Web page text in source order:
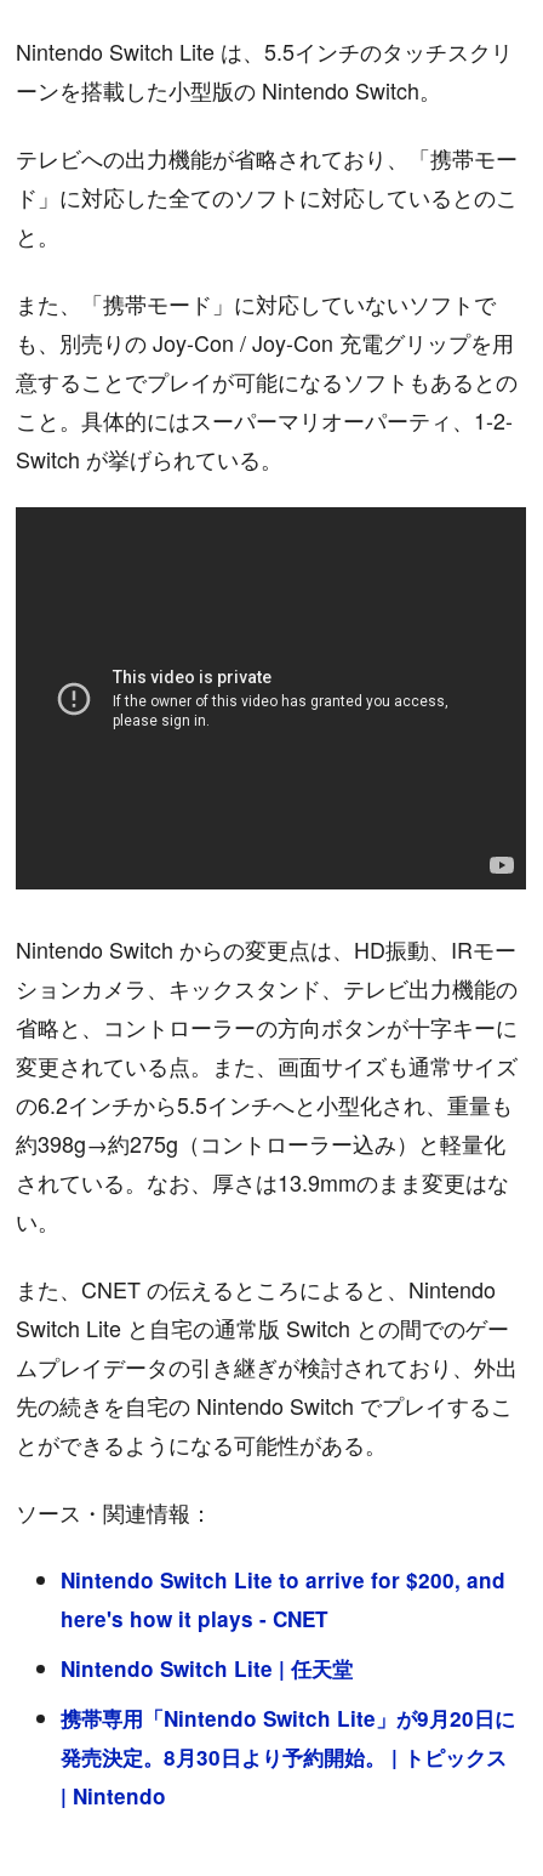
Nintendo Switch Lite は、5.5インチのタッチスクリ
ーンを搭載した小型版の Nintendo Switch。
テレビへの出力機能が省略されており、「携帯モー
ド」に対応した全てのソフトに対応しているとのこ
と。
また、「携帯モード」に対応していないソフトで
も、別売りの Joy-Con / Joy-Con 充電グリップを用
意することでプレイが可能になるソフトもあるとの
こと。具体的にはスーパーマリオーパーティ、1-2-
Switch が挙げられている。
Nintendo Switch からの変更点は、HD振動、IRモー
ションカメラ、キックスタンド、テレビ出力機能の
省略と、コントローラーの方向ボタンが十字キーに
変更されている点。また、画面サイズも通常サイズ
の6.2インチから5.5インチへと小型化され、重量も
約398g→約275g（コントローラー込み）と軽量化
されている。なお、厚さは13.9mmのまま変更はな
い。
また、CNET の伝えるところによると、Nintendo
Switch Lite と自宅の通常版 Switch との間でのゲー
ムプレイデータの引き継ぎが検討されており、外出
先の続きを自宅の Nintendo Switch でプレイするこ
とができるようになる可能性がある。
ソース・関連情報：
Nintendo Switch Lite to arrive for $200, and
here's how it plays - CNET
Nintendo Switch Lite | 任天堂
携帯専用「Nintendo Switch Lite」が9月20日に
発売決定。8月30日より予約開始。 | トピックス
| Nintendo